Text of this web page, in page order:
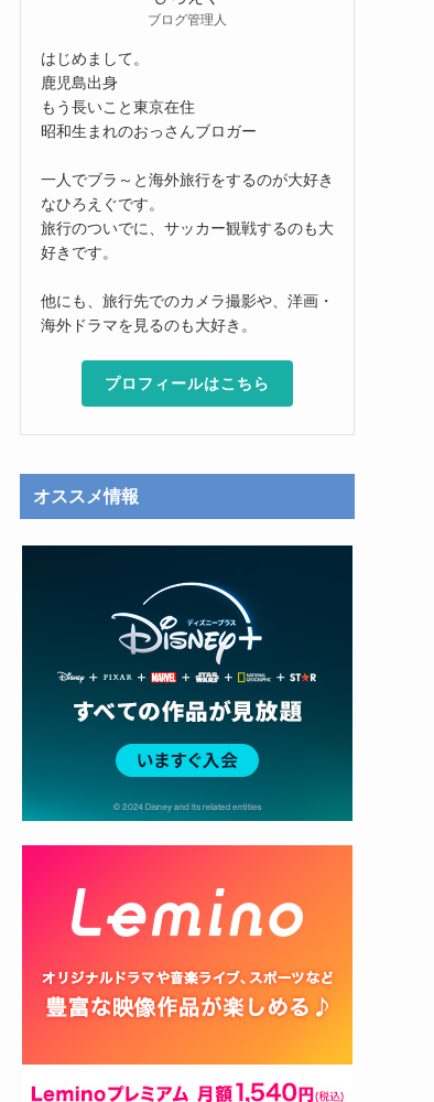
ブログ管理人
はじめまして。
鹿児島出身
もう長いこと東京在住
昭和生まれのおっさんブロガー
一人でブラ～と海外旅行をするのが大好き
なひろえぐです。
旅行のついでに、サッカー観戦するのも大
好きです。
他にも、旅行先でのカメラ撮影や、洋画・
海外ドラマを見るのも大好き。
プロフィールはこちら
オススメ情報